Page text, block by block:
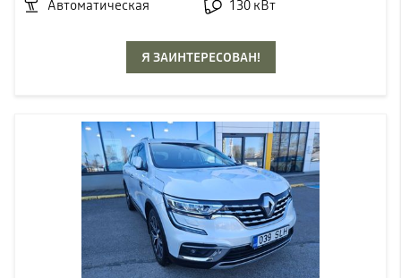
Автоматическая
130 кВт
Я ЗАИНТЕРЕСОВАН!